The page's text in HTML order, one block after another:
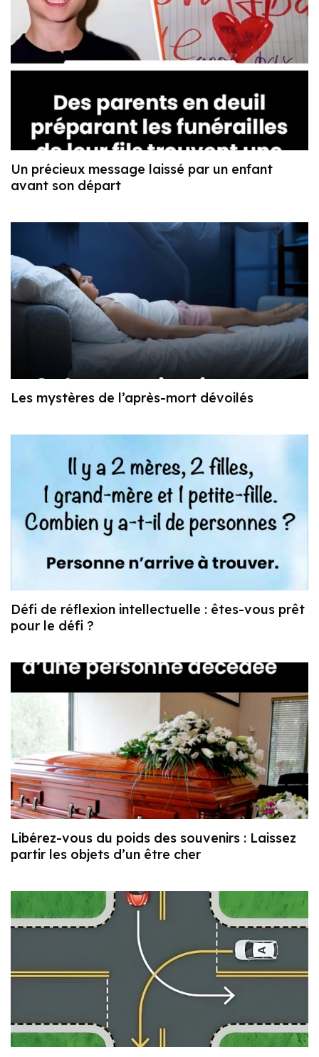
Un précieux message laissé par un enfant
avant son départ
Les mystères de l’après-mort dévoilés
Défi de réflexion intellectuelle : êtes-vous prêt
pour le défi ?
Libérez-vous du poids des souvenirs : Laissez
partir les objets d’un être cher